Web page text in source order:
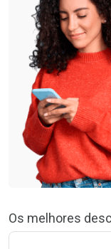
Os melhores